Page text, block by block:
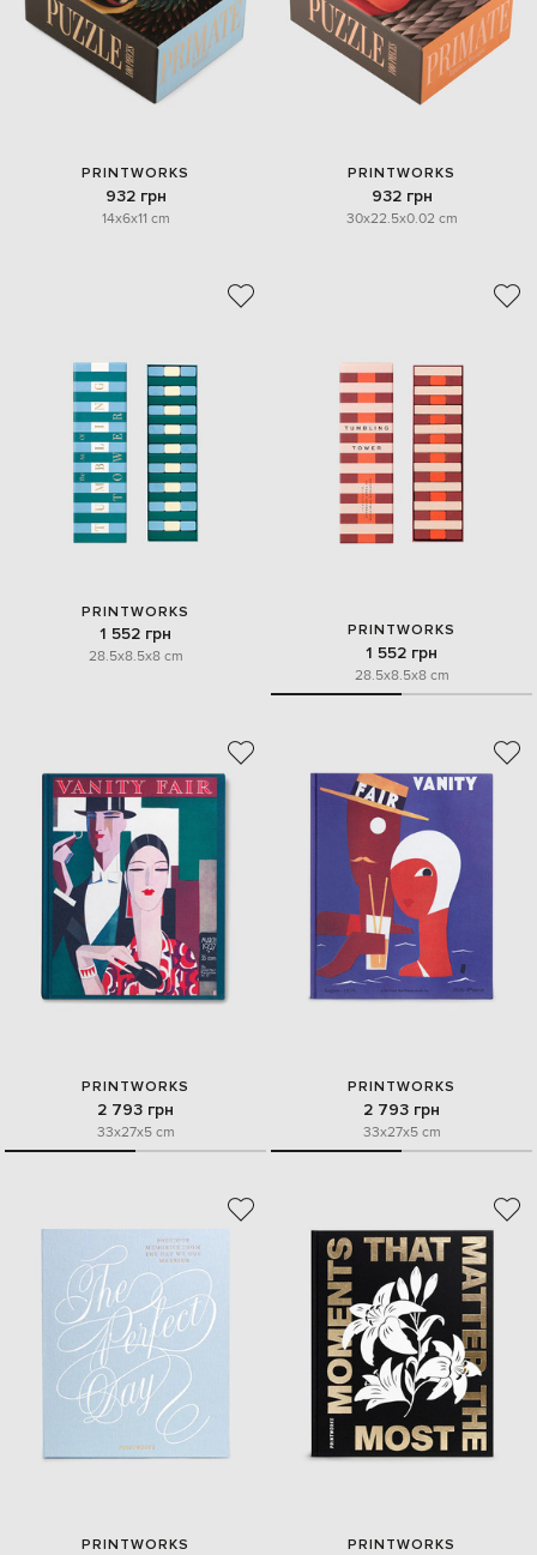
PRINTWORKS
932 грн
14x6x11 cm
PRINTWORKS
932 грн
30x22.5x0.02 cm
PRINTWORKS
1 552 грн
28.5x8.5x8 cm
PRINTWORKS
1 552 грн
28.5x8.5x8 cm
PRINTWORKS
2 793 грн
33x27x5 cm
PRINTWORKS
2 793 грн
33x27x5 cm
PRINTWORKS PRINTWORKS